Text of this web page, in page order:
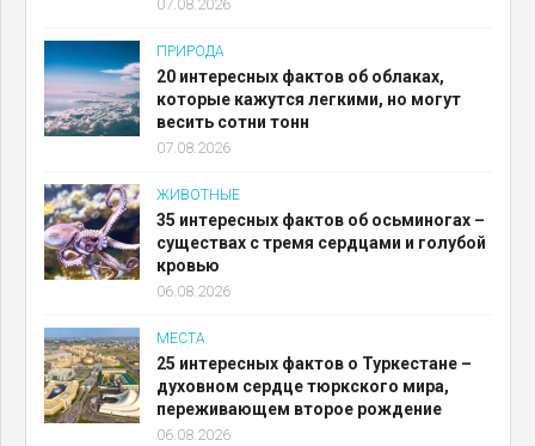
07.08.2026
ПРИРОДА
20 интересных фактов об облаках,
которые кажутся легкими, но могут
весить сотни тонн
07.08.2026
ЖИВОТНЫЕ
35 интересных фактов об осьминогах –
существах с тремя сердцами и голубой
кровью
06.08.2026
МЕСТА
25 интересных фактов о Туркестане –
духовном сердце тюркского мира,
переживающем второе рождение
06.08.2026